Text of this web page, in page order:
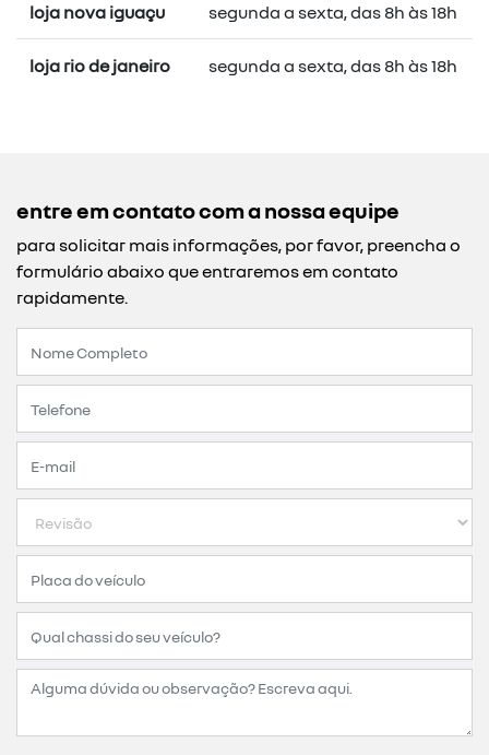
loja nova iguaçu segunda a sexta, das 8h às 18h
loja rio de janeiro segunda a sexta, das 8h às 18h
entre em contato com a nossa equipe
para solicitar mais informações, por favor, preencha o
formulário abaixo que entraremos em contato
rapidamente.